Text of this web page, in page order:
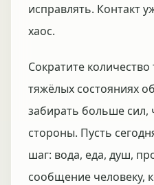
исправлять. Контакт
хаос.
Сократите
тяжёлых состояниях
забирать больше сил,
стороны. Пусть
шаг: вода, еда, душ,
сообщение человеку,